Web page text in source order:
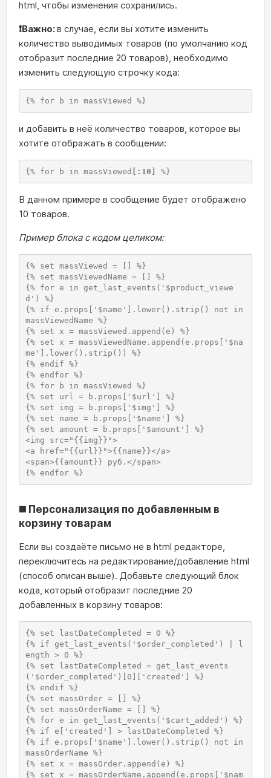
html, чтобы изменения сохранились.
❗Важно:в случае, если вы хотите изменить
количество выводимых товаров (по умолчанию код
отобразит последние 20 товаров), необходимо
изменить следующую строчку кода:
{% for b in massViewed %}
и добавить в неё количество товаров, которое вы
хотите отображать в сообщении:
{% for b in massViewed [:10] %}
В данном примере в сообщение будет отображено
10 товаров.
Пример блока с кодом целиком:
{% set massViewed = [] %}
{% set massViewedName = [] %}
{% for e in get_last_events('$product_viewe
d') %}
{% if e.props['$name'].lower().strip() not in
massViewedName %}
{% set x = massViewed.append(e) %}
{% set x = massViewedName.append(e.props['$na
me'].lower().strip()) %}
{% endif %}
{% endfor %}
{% for b in massViewed %}
{% set url = b.props['$url'] %}
{% set img = b.props['$img'] %}
{% set name = b.props['$name'] %}
{% set amount = b.props['$amount'] %}
<img src="{{img}}">
<a href="{{url}}">{{name}}</a>
<span>{{amount}} руб.</span>
{% endfor %}
◼️ Персонализация по добавленным в
корзину товарам
Если вы создаёте письмо не в html редакторе,
переключитесь на редактирование/добавление html
(способ описан выше). Добавьте следующий блок
кода, который отобразит последние 20
добавленных в корзину товаров:
{% set lastDateCompleted = 0 %}
{% if get_last_events('$order_completed') | l
ength > 0 %}
{% set lastDateCompleted = get_last_events
('$order_completed')[0]['created'] %}
{% endif %}
{% set massOrder = [] %}
{% set massOrderName = [] %}
{% for e in get_last_events('$cart_added') %}
{% if e['created'] > lastDateCompleted %}
{% if e.props['$name'].lower().strip() not in
massOrderName %}
{% set x = massOrder.append(e) %}
{% set x = massOrderName.append(e.props['$nam